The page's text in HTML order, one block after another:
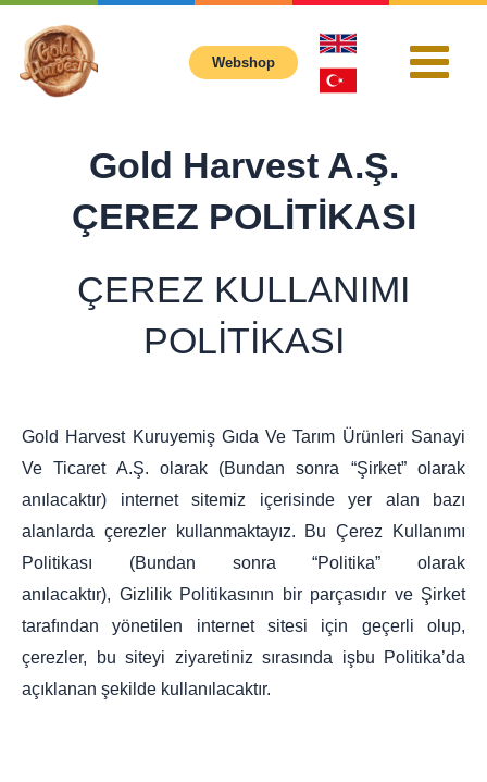
atla
Webshop
Main
Gold Harvest A.Ş.
ÇEREZ POLİTİKASI
ÇEREZ KULLANIMI
POLİTİKASI
Gold Harvest Kuruyemiş Gıda Ve Tarım Ürünleri Sanayi
Ve Ticaret A.Ş. olarak (Bundan sonra “Şirket” olarak
anılacaktır) internet sitemiz içerisinde yer alan bazı
alanlarda çerezler kullanmaktayız. Bu Çerez Kullanımı
Politikası (Bundan sonra “Politika” olarak
anılacaktır), Gizlilik Politikasının bir parçasıdır ve Şirket
tarafından yönetilen internet sitesi için geçerli olup,
çerezler, bu siteyi ziyaretiniz sırasında işbu Politika’da
açıklanan şekilde kullanılacaktır.